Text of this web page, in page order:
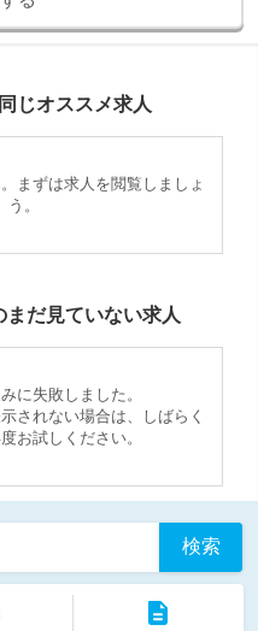
じオススメ求人
まずは求人を閲覧しましょ
う。
だ見ていない求人
に失敗しました。
されない場合は、しばらく
お試しください。
検索